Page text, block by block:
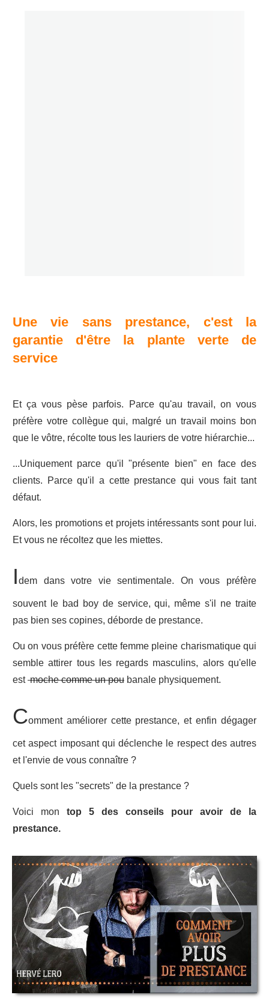
Une vie sans prestance, c'est la
garantie d'être la plante verte de
service
Et ça vous pèse parfois. Parce qu'au travail, on vous
préfère votre collègue qui, malgré un travail moins bon
que le vôtre, récolte tous les lauriers de votre hiérarchie...
...Uniquement parce qu'il "présente bien" en face des
clients. Parce qu'il a cette prestance qui vous fait tant
défaut.
Alors, les promotions et projets intéressants sont pour lui.
Et vous ne récoltez que les miettes.
Idem dans votre vie sentimentale. On vous préfère
souvent le bad boy de service, qui, même s'il ne traite
pas bien ses copines, déborde de prestance.
Ou on vous préfère cette femme pleine charismatique qui
semble attirer tous les regards masculins, alors qu'elle
estmoche comme un pou banale physiquement.
Comment améliorer cette prestance, et enfin dégager
cet aspect imposant qui déclenche le respect des autres
et l'envie de vous connaître ?
Quels sont les "secrets" de la prestance ?
Voici mon top 5 des conseils pour avoir de la
prestance.